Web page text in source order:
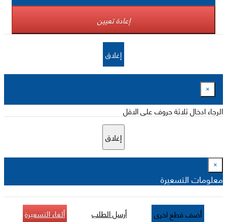
إعادة تعيين
إغلاق
×
الرجاء ادخال ثلاثة حروف على الاقل
إغلاق
×
معلومات التسعيرة
أضف قطع اخرى أرسل الطلب ألغاء التسعيرة